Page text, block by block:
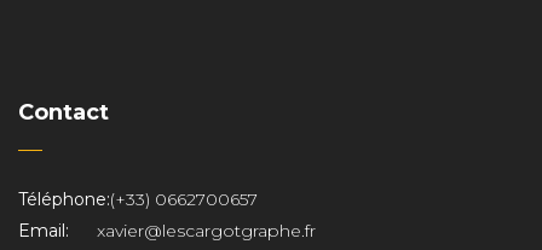
Contact
Téléphone:(+33) 0662700657
Email:
xavier@lescargotgraphe.fr